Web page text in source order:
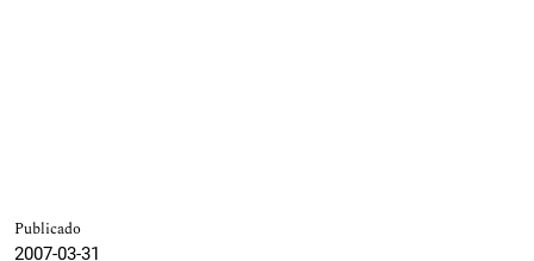
Publicado
2007-03-31